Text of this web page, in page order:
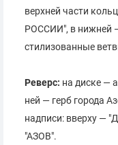
верхней части
РОССИИ", в нижней
стилизованные
Реверс: на диске —
ней — герб города
надписи: вверху —
"АЗОВ".